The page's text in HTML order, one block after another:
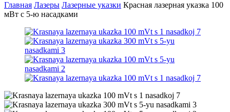
Главная Лазеры Лазерные указки Красная лазерная указка 100
мВт с 5-ю насадками